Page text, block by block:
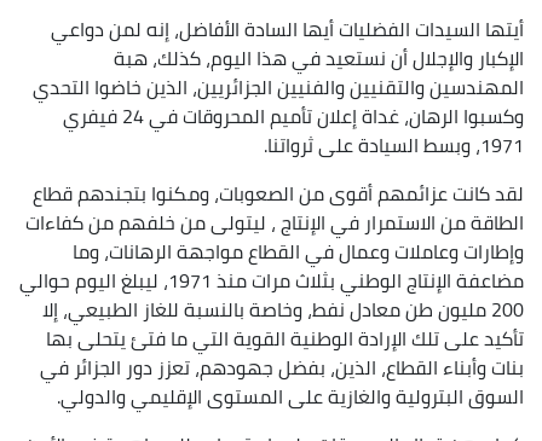
أيتها السيدات الفضليات أيها السادة الأفاضل، إنه لمن دواعي
الإكبار والإجلال أن نستعيد في هذا اليوم، كذلك، هبة
المهندسين والتقنيين والفنيين الجزائريين، الذين خاضوا التحدي
‏وكسبوا الرهان، غداة إعلان تأميم المحروقات في 24 فيفري
1971‏، وبسط السيادة على ثرواتنا.
‏لقد كانت عزائمهم أقوى من الصعوبات، ومكنوا بتجندهم قطاع
الطاقة من الاستمرار في الإنتاج ، ليتولى من خلفهم من كفاءات
وإطارات وعاملات وعمال في القطاع مواجهة الرهانات، وما
مضاعفة الإنتاج الوطني بثلاث مرات منذ 1971‏، ليبلغ اليوم حوالي
200 ‏مليون طن معادل نفط، وخاصة بالنسبة ‏للغاز الطبيعي، إلا
تأكيد على تلك الإرادة الوطنية القوية التي ما فتئ يتحلى بها
‏بنات وأبناء القطاع، الذين، بفضل جهودهم، تعزز دور الجزائر في
السوق البترولية والغازية على المستوى الإقليمي والدولي.